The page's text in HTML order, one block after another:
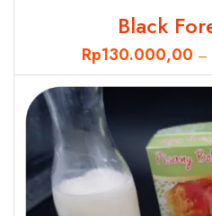
Black
Rp130.000,00 –